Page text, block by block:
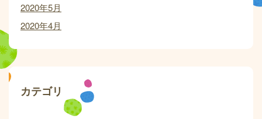
2020年5月
2020年4月
カテゴリ